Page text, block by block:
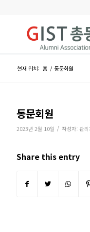
현재 위치: 홈 / 동문회원
동문회원
2023년 2월 10일 / 작성자: 관리
Share this entry